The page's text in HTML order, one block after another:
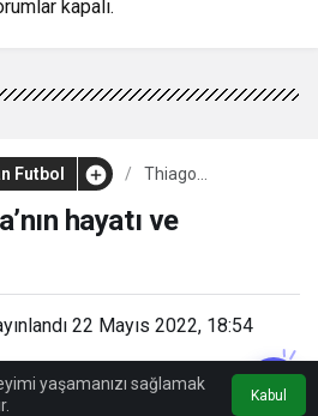
kapalı.
Futbol
Thiago
hayatı ve
bilinmeyenleri
hayatı ve
22 Mayıs 2022, 18:54
yaşamanızı sağlamak
Kabul